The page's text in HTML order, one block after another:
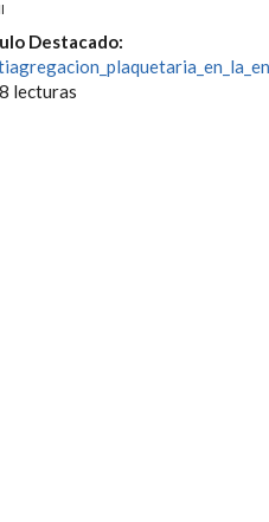
Destacado:
lecturas